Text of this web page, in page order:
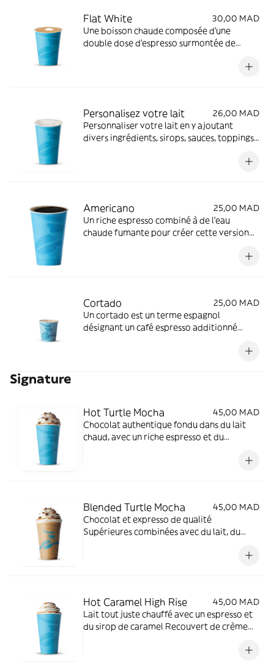
Flat White
30,00 MAD
Une boisson chaude composée d'une
double dose d'espresso surmontée de
Personalisez votre lait
26,00 MAD
Personnaliser votre lait en y ajoutant
divers ingrédients, sirops, sauces, toppings
Americano
25,00 MAD
Un riche espresso combiné à de l'eau
chaude fumante pour créer cette version
Cortado
25,00 MAD
Un cortado est un terme espagnol
désignant un café espresso additionné
Signature
Hot Turtle Mocha
45,00 MAD
Chocolat authentique fondu dans du lait
chaud, avec un riche espresso et du
Blended Turtle Mocha
45,00 MAD
Chocolat et expresso de qualité
Supérieures combinées avec du lait, du
Hot Caramel High Rise
45,00 MAD
Lait tout juste chauffé avec un espresso et
du sirop de caramel Recouvert de crème